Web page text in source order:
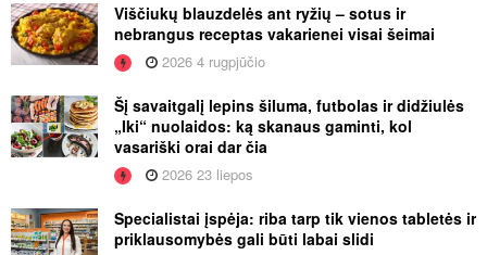
Viščiukų blauzdelės ant ryžių – sotus ir
nebrangus receptas vakarienei visai šeimai
2026 4 rugpjūčio
Šį savaitgalį lepins šiluma, futbolas ir didžiulės
„Iki“ nuolaidos: ką skanaus gaminti, kol
vasariški orai dar čia
2026 23 liepos
Specialistai įspėja: riba tarp tik vienos tabletės ir
priklausomybės gali būti labai slidi